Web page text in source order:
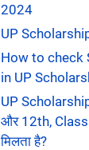
2024
UP
How to check
in UP
UP
और 12th, Class
मिलता है?